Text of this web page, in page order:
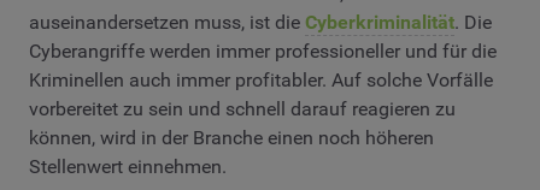
auseinandersetzen muss, ist die Cyberkriminalität. Die
Cyberangriffe werden immer professioneller und für die
Kriminellen auch immer profitabler. Auf solche Vorfälle
vorbereitet zu sein und schnell darauf reagieren zu
können, wird in der Branche einen noch höheren
Stellenwert einnehmen.